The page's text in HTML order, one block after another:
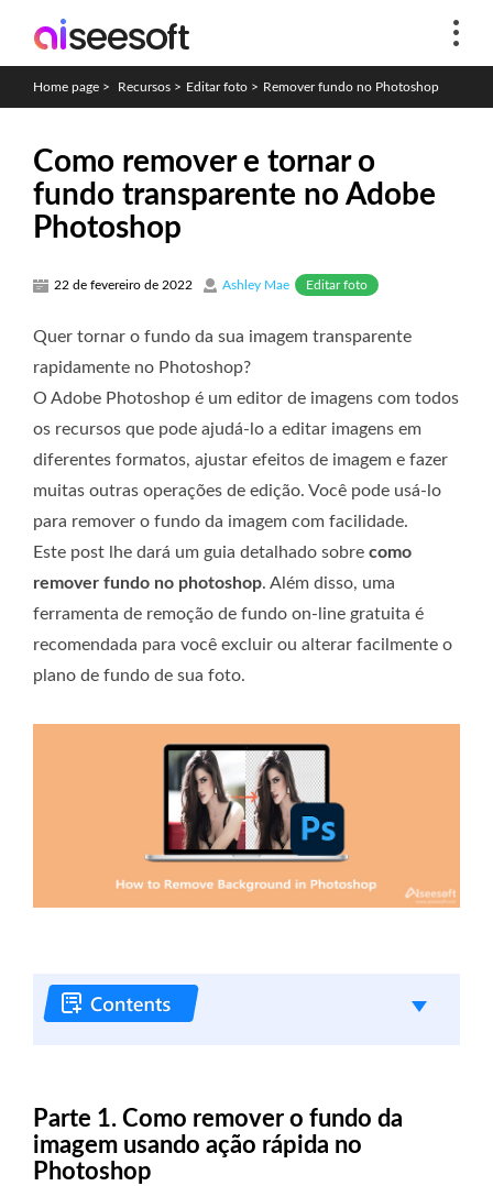
Home page > Recursos > Editar foto > Remover fundo no Photoshop
Como remover e tornar o
fundo transparente no Adobe
Photoshop
22 de fevereiro de 2022 Ashley Mae Editar foto
Quer tornar o fundo da sua imagem transparente
rapidamente no Photoshop?
O Adobe Photoshop é um editor de imagens com todos
os recursos que pode ajudá-lo a editar imagens em
diferentes formatos, ajustar efeitos de imagem e fazer
muitas outras operações de edição. Você pode usá-lo
para remover o fundo da imagem com facilidade.
Este post lhe dará um guia detalhado sobre como
remover fundo no photoshop. Além disso, uma
ferramenta de remoção de fundo on-line gratuita é
recomendada para você excluir ou alterar facilmente o
plano de fundo de sua foto.
Parte 1. Como remover o fundo da
imagem usando ação rápida no
Photoshop